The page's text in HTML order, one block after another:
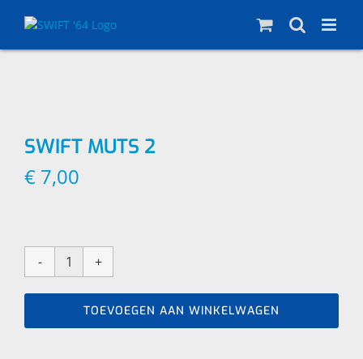
SWIFT MUTS 2
€ 7,00
Swift
muts
aantal
TOEVOEGEN AAN WINKELWAGEN